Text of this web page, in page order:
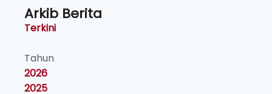
Arkib Berita
Terkini
Tahun
2026
2025